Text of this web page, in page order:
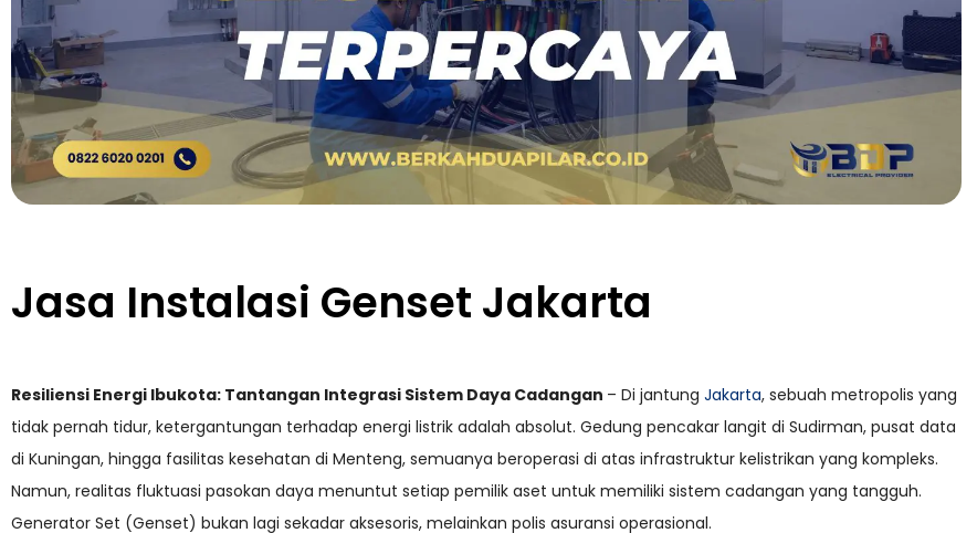
Jasa Instalasi Genset Jakarta
Resiliensi Energi Ibukota: Tantangan Integrasi Sistem Daya Cadangan – Di jantung Jakarta, sebuah metropolis yang
tidak pernah tidur, ketergantungan terhadap energi listrik adalah absolut. Gedung pencakar langit di Sudirman, pusat data
di Kuningan, hingga fasilitas kesehatan di Menteng, semuanya beroperasi di atas infrastruktur kelistrikan yang kompleks.
Namun, realitas fluktuasi pasokan daya menuntut setiap pemilik aset untuk memiliki sistem cadangan yang tangguh.
Generator Set (Genset) bukan lagi sekadar aksesoris, melainkan polis asuransi operasional.